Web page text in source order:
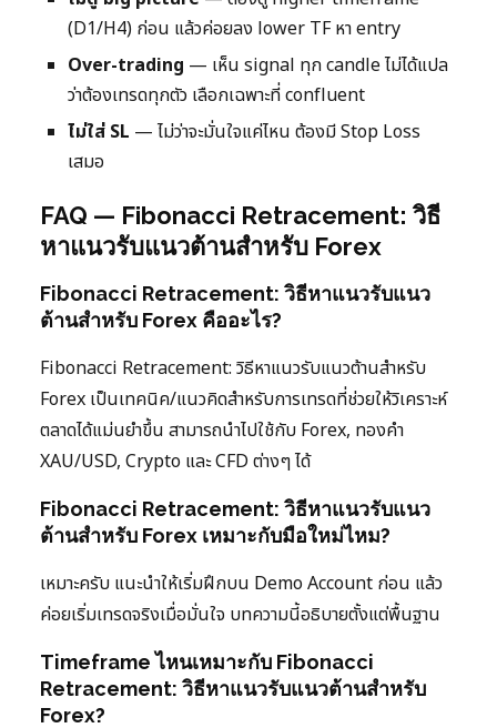
(D1/H4) ก่อน แล้วค่อยลง lower TF หา entry
Over-trading — เห็น signal ทุก candle ไม่ได้แปล
ว่าต้องเทรดทุกตัว เลือกเฉพาะที่ confluent
ไม่ใส่ SL — ไม่ว่าจะมั่นใจแค่ไหน ต้องมี Stop Loss
เสมอ
FAQ — Fibonacci Retracement: วิธี
หาแนวรับแนวต้านสำหรับ Forex
Fibonacci Retracement: วิธีหาแนวรับแนว
ต้านสำหรับ Forex คืออะไร?
Fibonacci Retracement: วิธีหาแนวรับแนวต้านสำหรับ
Forex เป็นเทคนิค/แนวคิดสำหรับการเทรดที่ช่วยให้วิเคราะห์
ตลาดได้แม่นยำขึ้น สามารถนำไปใช้กับ Forex, ทองคำ
XAU/USD, Crypto และ CFD ต่างๆ ได้
Fibonacci Retracement: วิธีหาแนวรับแนว
ต้านสำหรับ Forex เหมาะกับมือใหม่ไหม?
เหมาะครับ แนะนำให้เริ่มฝึกบน Demo Account ก่อน แล้ว
ค่อยเริ่มเทรดจริงเมื่อมั่นใจ บทความนี้อธิบายตั้งแต่พื้นฐาน
Timeframe ไหนเหมาะกับ Fibonacci
Retracement: วิธีหาแนวรับแนวต้านสำหรับ
Forex?